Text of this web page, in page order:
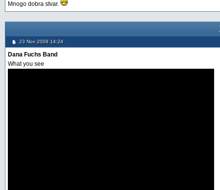
Mnogo dobra stvar.
23 Nov 2008 14:24
Dana Fuchs Band
What you see